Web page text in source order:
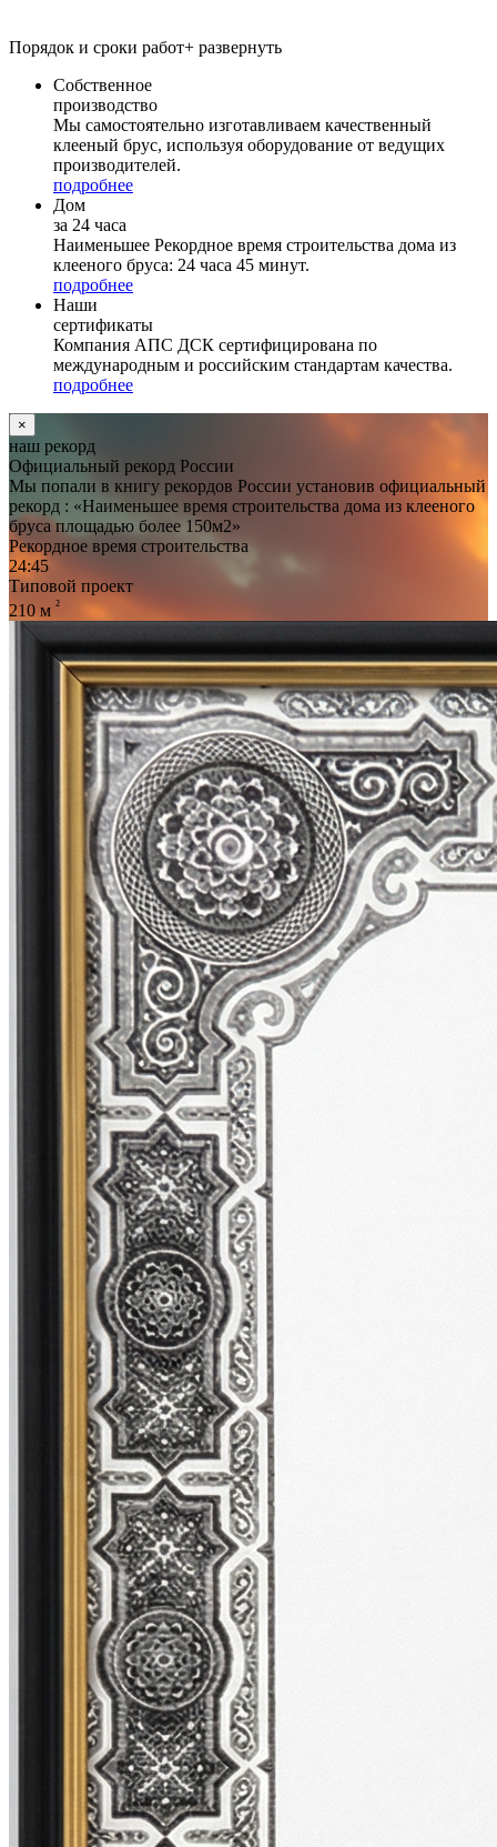
Порядок и сроки работ+ развернуть
Собственное
производство
Мы самостоятельно изготавливаем качественный
клееный брус, используя оборудование от ведущих
производителей.
подробнее
Дом
за 24 часа
Наименьшее Рекордное время строительства дома из
клееного бруса: 24 часа 45 минут.
подробнее
Наши
сертификаты
Компания АПС ДСК сертифицирована по
международным и российским стандартам качества.
подробнее
×
наш рекорд
Официаль­ный рекорд России
Мы попали в книгу рекордов России установив официальный
рекорд : «Наименьшее время строительства дома из клееного
бруса площадью более 150м2»
Рекордное время строительства
24:45
Типовой проект
210 м ²